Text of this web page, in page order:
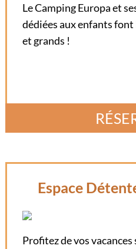
Le Camping Europa et
dédiées aux enfants
et grands !
Espace
Profitez de vos